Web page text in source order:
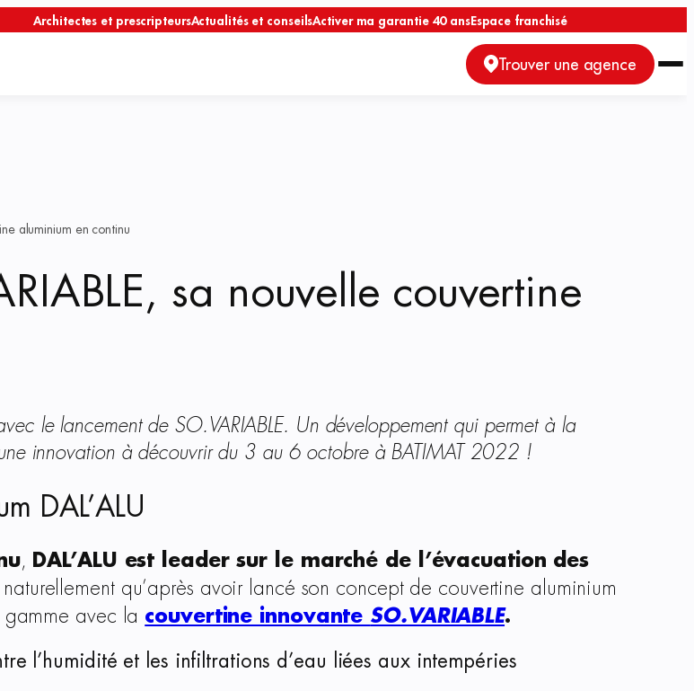
Architectes et prescripteursActualités et conseilsActiver ma garantie 40 ansEspace franchisé
Trouver une agence
aluminium en continu
sa nouvelle couvertine
le lancement de SO.VARIABLE. Un développement qui permet à la
innovation à découvrir du 3 au 6 octobre à BATIMAT 2022 !
DAL’ALU
, DAL’ALU est leader sur le marché de l’évacuation des
qu’après avoir lancé son concept de couvertine aluminium
avec la couvertine innovante SO.VARIABLE.
l’humidité et les infiltrations d’eau liées aux intempéries